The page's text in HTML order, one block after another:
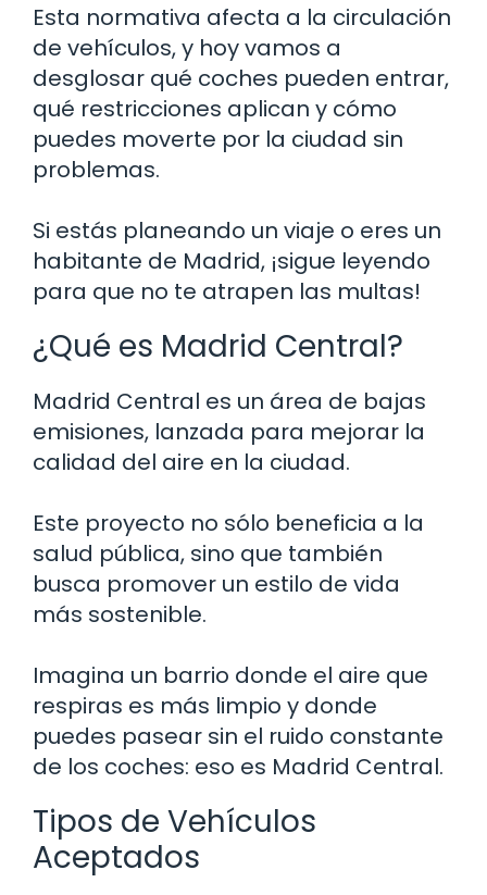
Esta normativa afecta a la circulación
de vehículos, y hoy vamos a
desglosar qué coches pueden entrar,
qué restricciones aplican y cómo
puedes moverte por la ciudad sin
problemas.
Si estás planeando un viaje o eres un
habitante de Madrid, ¡sigue leyendo
para que no te atrapen las multas!
¿Qué es Madrid Central?
Madrid Central es un área de bajas
emisiones, lanzada para mejorar la
calidad del aire en la ciudad.
Este proyecto no sólo beneficia a la
salud pública, sino que también
busca promover un estilo de vida
más sostenible.
Imagina un barrio donde el aire que
respiras es más limpio y donde
puedes pasear sin el ruido constante
de los coches: eso es Madrid Central.
Tipos de Vehículos
Aceptados